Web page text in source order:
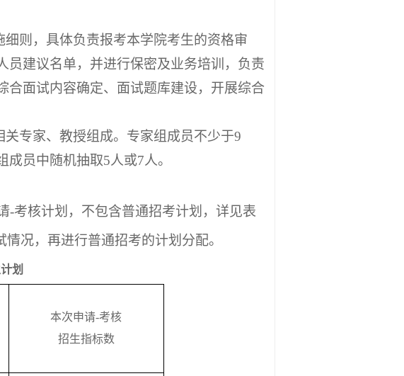
则，具体负责报考本学院考生的资格审
员建议名单，并进行保密及业务培训，负责
合面试内容确定、面试题库建设，开展综合
专家、教授组成。专家组成员不少于9
员中随机抽取5人或7人。
-考核计划，不包含普通招考计划，详见表
况，再进行普通招考的计划分配。
划
本次申请-考核
招生指标数